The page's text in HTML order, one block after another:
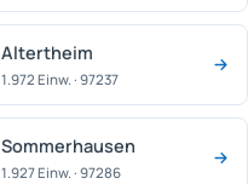
Altertheim
1.972 Einw. · 97237
Sommerhausen
1.927 Einw. · 97286